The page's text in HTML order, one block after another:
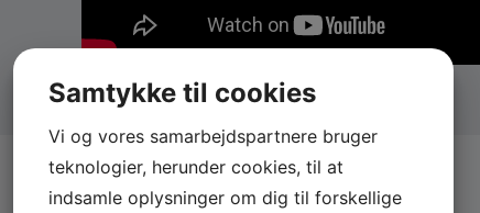
“Man Skal Dø Lidt (Før Man Finder Vej)” –
“Skylder Dig Ik’ Noget”, “Julia” og “Den
“Warrior//Worrier” – Outlandish (2012)
“No Promises” – Bryan Rice (2006)
“Michael Learns To Rock” – Michael Learns
“Du Kan Gøre Hvad Du Vil” – Christian (2001)
“Weekend Musik” – Kim Larsen & Kjukken
“Vente pa ca” – Ricky Martin (1999)
Samtykke til cookies
Vi og vores samarbejdspartnere bruger
teknologier, herunder cookies, til at
indsamle oplysninger om dig til forskellige